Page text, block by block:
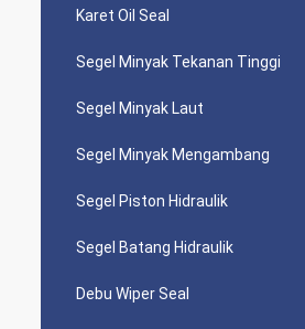
Karet Oil Seal
Segel Minyak Tekanan Tinggi
Segel Minyak Laut
Segel Minyak Mengambang
Segel Piston Hidraulik
Segel Batang Hidraulik
Debu Wiper Seal